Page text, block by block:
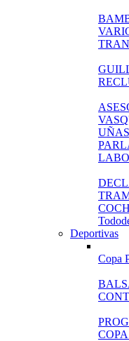
Todo
Deportivas
Copa